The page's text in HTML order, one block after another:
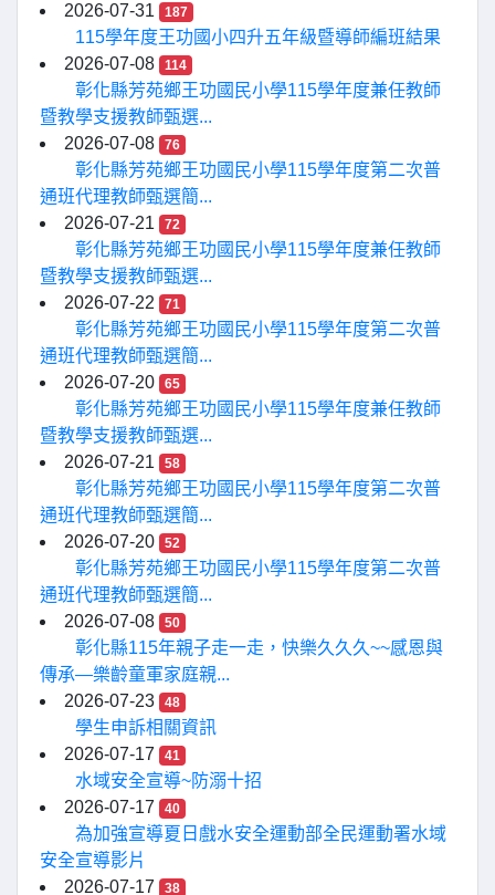
2026-07-31 187
115學年度王功國小四升五年級暨導師編班結果
2026-07-08
114
彰化縣芳苑鄉王功國民小學115學年度兼任教師
暨教學支援教師甄選...
2026-07-08
76
彰化縣芳苑鄉王功國民小學115學年度第二次普
通班代理教師甄選簡...
2026-07-21
72
彰化縣芳苑鄉王功國民小學115學年度兼任教師
暨教學支援教師甄選...
2026-07-22
71
彰化縣芳苑鄉王功國民小學115學年度第二次普
通班代理教師甄選簡...
2026-07-20
65
彰化縣芳苑鄉王功國民小學115學年度兼任教師
暨教學支援教師甄選...
2026-07-21
58
彰化縣芳苑鄉王功國民小學115學年度第二次普
通班代理教師甄選簡...
2026-07-20
52
彰化縣芳苑鄉王功國民小學115學年度第二次普
通班代理教師甄選簡...
2026-07-08
50
彰化縣115年親子走一走，快樂久久久~~感恩與
傳承—樂齡童軍家庭親...
2026-07-23
48
學生申訴相關資訊
2026-07-17
41
水域安全宣導~防溺十招
2026-07-17
40
為加強宣導夏日戲水安全運動部全民運動署水域
安全宣導影片
2026-07-17
38